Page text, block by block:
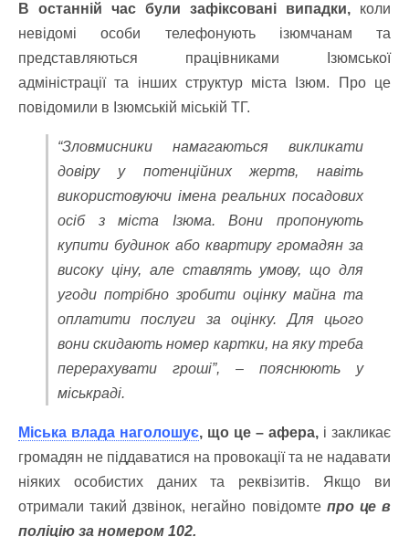
В останній час були зафіксовані випадки, коли
невідомі особи телефонують ізюмчанам та
представляються працівниками Ізюмської
адміністрації та інших структур міста Ізюм. Про це
повідомили в Ізюмській міській ТГ.
“Зловмисники намагаються викликати
довіру у потенційних жертв, навіть
використовуючи імена реальних посадових
осіб з міста Ізюма. Вони пропонують
купити будинок або квартиру громадян за
високу ціну, але ставлять умову, що для
угоди потрібно зробити оцінку майна та
оплатити послуги за оцінку. Для цього
вони скидають номер картки, на яку треба
перерахувати гроші”, – пояснюють у
міськраді.
Міська влада наголошує, що це – афера, і закликає
громадян не піддаватися на провокації та не надавати
ніяких особистих даних та реквізитів. Якщо ви
отримали такий дзвінок, негайно повідомте про це в
поліцію за номером 102.